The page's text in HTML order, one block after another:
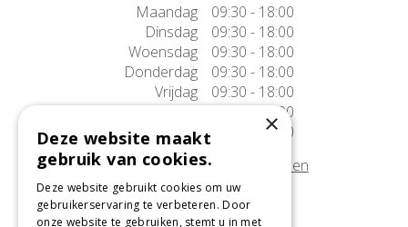
Maandag
09:30 - 18:00
Dinsdag
09:30 - 18:00
Woensdag
09:30 - 18:00
Donderdag
09:30 - 18:00
Vrijdag
09:30 - 18:00
Zaterdag
09:30 - 17:00
Zondag
10:00 - 17:00
Afwijkende openingstijden tonen
Onze locatie
×
Deze website maakt
gebruik van cookies.
Deze website gebruikt cookies om uw
gebruikerservaring te verbeteren. Door
onze website te gebruiken, stemt u in met